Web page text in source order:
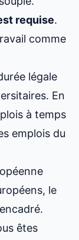
requise.
comme
légale
En
à temps
emplois du
le
êtes